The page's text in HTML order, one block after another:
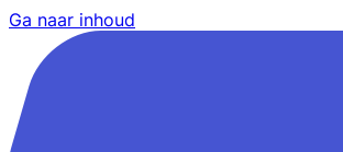
Ga naar inhoud